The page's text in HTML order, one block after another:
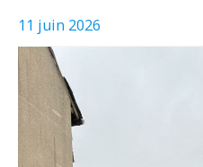
11 juin 2026